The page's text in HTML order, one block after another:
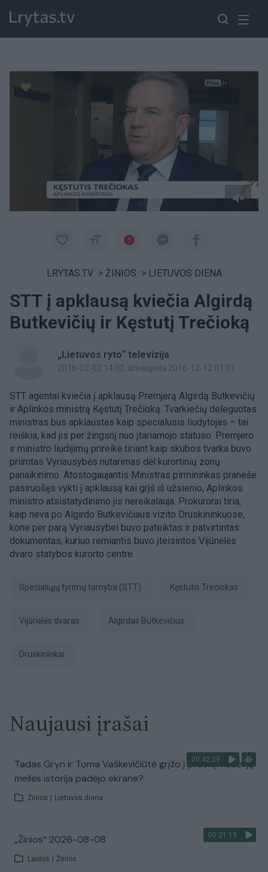
LRYTAS.TV > ŽINIOS > LIETUVOS DIENA
STT į apklausą kviečia Algirdą
Butkevičių ir Kęstutį Trečioką
„Lietuvos ryto“ televizija
2016-02-02 14:02, atnaujinta 2016-12-12 01:01
STT agentai kviečia į apklausą Premjerą Algirdą Butkevičių
ir Aplinkos ministrą Kęstutį Trečioką. Tvarkiečių deleguotas
ministras bus apklaustas kaip specialusis liudytojas – tai
reiškia, kad jis per žingsnį nuo įtariamojo statuso. Premjero
ir ministro liudijimų prireikė tiriant kaip skubos tvarka buvo
priimtas Vyriausybės nutarimas dėl kurortinių zonų
panaikinimo. Atostogaujantis Ministras pirmininkas pranešė
pasiruošęs vykti į apklausą kai grįš iš užsienio, Aplinkos
ministro atsistatydinimo jis nereikalauja. Prokurorai tiria,
kaip neva po Algirdo Butkevičiaus vizito Druskininkuose,
kone per parą Vyriausybei buvo pateiktas ir patvirtintas
dokumentas, kuriuo remiantis buvo įteisintos Vijūnėlės
dvaro statybos kurorto centre.
Specialiųjų tyrimų tarnyba (STT) Kęstutis Trečiokas
Vijūnėlės dvaras Algirdas Butkevičius
Druskininkai
Naujausi įrašai
00:42:29
Tadas Gryn ir Toma Vaškevičiūtė grįžo į praeitį: kodėl jų
meilės istorija padėjo ekrane?
Žinios Lietuvos diena
00:21:19
„Žinios“ 2026-08-08
Laidos Žinios